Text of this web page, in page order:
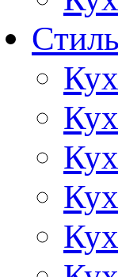
Стиль